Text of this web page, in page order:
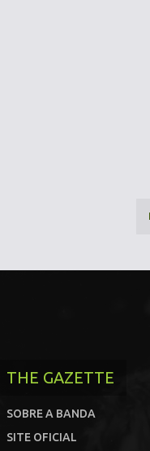
THE GAZETTE
SOBRE A BANDA
SITE OFICIAL